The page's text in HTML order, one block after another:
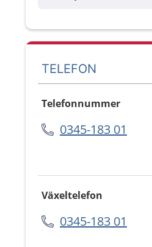
TELEFON
Telefonnummer
0345-183 01
Växeltelefon
0345-183 01